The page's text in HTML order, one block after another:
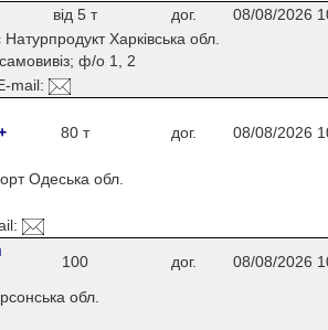
від 5 т дог.
08/08/2026
Харківська обл.
ф/о 1, 2
mail:
80 т дог. 08/08/2026
Одеська обл.
100 дог.
08/08/2026
обл.